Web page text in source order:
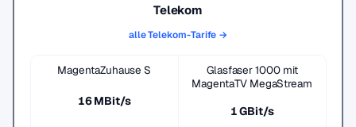
Telekom
alle Telekom-Tarife →
MagentaZuhause S
16 MBit/s
Glasfaser 1000 mit
MagentaTV MegaStream
1 GBit/s